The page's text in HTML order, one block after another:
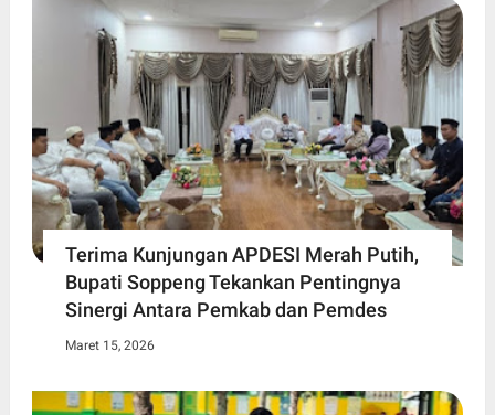
Terima Kunjungan APDESI Merah Putih,
Bupati Soppeng Tekankan Pentingnya
Sinergi Antara Pemkab dan Pemdes
Maret 15, 2026